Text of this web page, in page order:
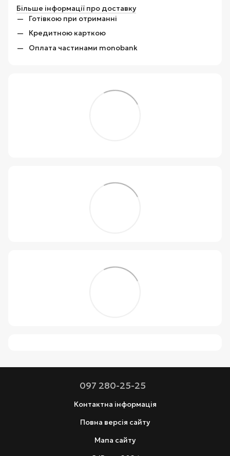
Більше інформації про доставку
Готівкою при отриманні
Кредитною карткою
Оплата частинами monobank
097 280-25-25
Контактна інформація
Повна версія сайту
Мапа сайту